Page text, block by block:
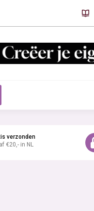
verzonden
€20,- in NL